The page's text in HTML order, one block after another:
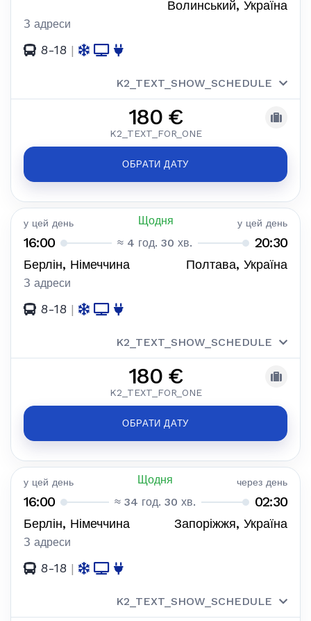
Волинський, Україна
З адреси
8-18 |
K2_TEXT_SHOW_SCHEDULE
180 €
K2_TEXT_FOR_ONE
ОБРАТИ ДАТУ
у цей день Щодня у цей день
16:00 ≈ 4 год. 30 хв. 20:30
Берлін, Німеччина Полтава, Україна
З адреси
8-18 |
K2_TEXT_SHOW_SCHEDULE
180 €
K2_TEXT_FOR_ONE
ОБРАТИ ДАТУ
у цей день Щодня через день
16:00 ≈ 34 год. 30 хв. 02:30
Берлін, Німеччина Запоріжжя, Україна
З адреси
8-18 |
K2_TEXT_SHOW_SCHEDULE